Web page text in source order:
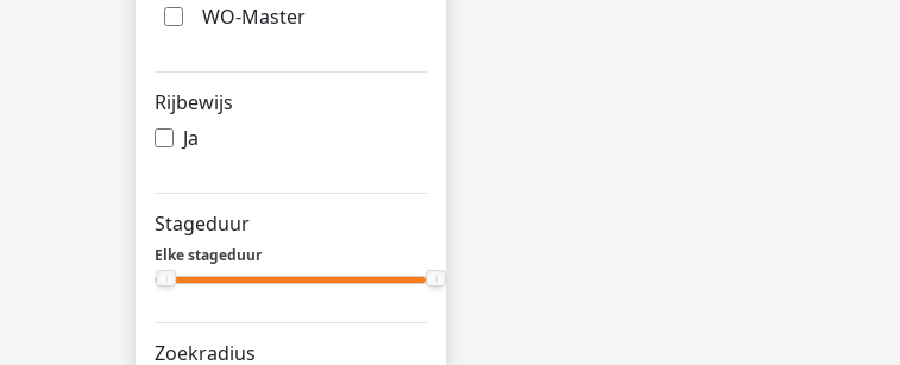
WO-Master
Rijbewijs
Ja
Stageduur
Elke stageduur
Zoekradius